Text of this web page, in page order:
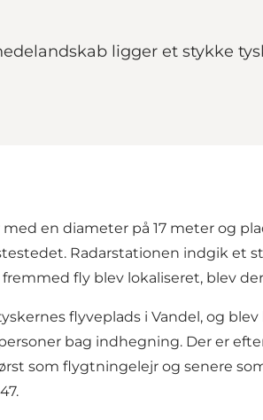
ligger et stykke
en diameter på 17 meter og
Radarstationen indgik et
fly blev lokaliseret, blev
flyveplads i Vandel, og
bag indhegning. Der er
som flygtningelejr og senere